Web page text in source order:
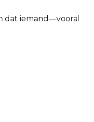
dat iemand—vooral